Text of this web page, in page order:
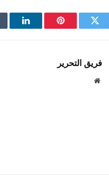
تويتر بينتيريستلينكدإن
فريق التحرير
موقع